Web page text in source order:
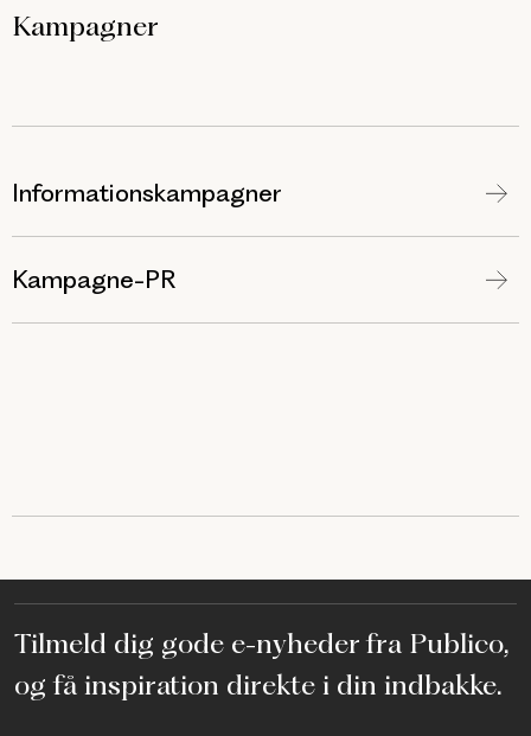
Kampagner
Informationskampagner
Kampagne-PR
Tilmeld dig gode e-nyheder fra Publico,
og få inspiration direkte i din indbakke.